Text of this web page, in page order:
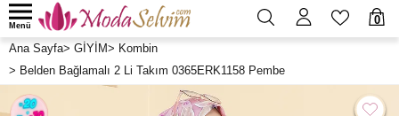
0
Menü
Ana Sayfa> GİYİM> Kombin
> Belden Bağlamalı 2 Li Takım 0365ERK1158 Pembe